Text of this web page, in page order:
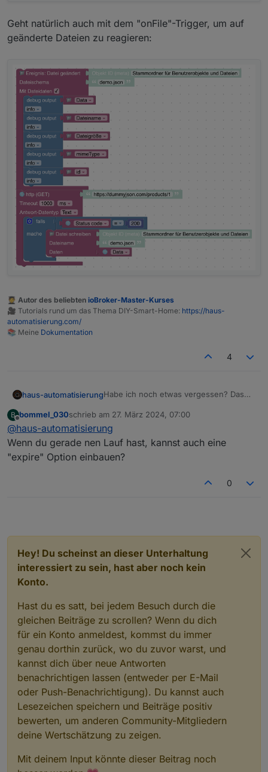
Geht natürlich auch mit dem "onFile"-Trigger, um auf
geänderte Dateien zu reagieren:
🧑‍🎓 Autor des beliebten ioBroker-Master-Kurses
🎥 Tutorials rund um das Thema DIY-Smart-Home: https://haus-
automatisierung.com/
📚 Meine Dokumentation
4
haus-automatisierungHabe ich noch etwas vergessen? Das
den Telegram-Adapter, um noch
einfacher z.B. Bilder versenden zu
können (ohne exec und wget usw.)
Trigger, um auf geänderte Dateien zu
reagieren:
B
Offline
bommel_030schrieb am 27. März 2024, 07:00
zuletzt editiert von
@haus-automatisierung
Wenn du gerade nen Lauf hast, kannst auch eine
"expire" Option einbauen?
0
Hey! Du scheinst an dieser Unterhaltung
interessiert zu sein, hast aber noch kein
Konto.
Hast du es satt, bei jedem Besuch durch die
gleichen Beiträge zu scrollen? Wenn du dich
für ein Konto anmeldest, kommst du immer
genau dorthin zurück, wo du zuvor warst, und
kannst dich über neue Antworten
benachrichtigen lassen (entweder per E-Mail
oder Push-Benachrichtigung). Du kannst auch
Lesezeichen speichern und Beiträge positiv
bewerten, um anderen Community-Mitgliedern
deine Wertschätzung zu zeigen.
Mit deinem Input könnte dieser Beitrag noch